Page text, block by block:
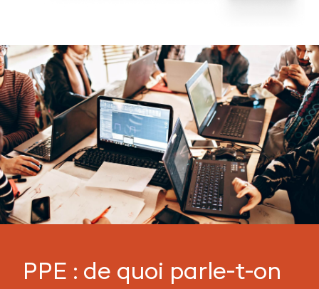
PPE : de quoi parle-t-on